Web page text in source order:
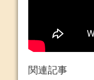
関連記事